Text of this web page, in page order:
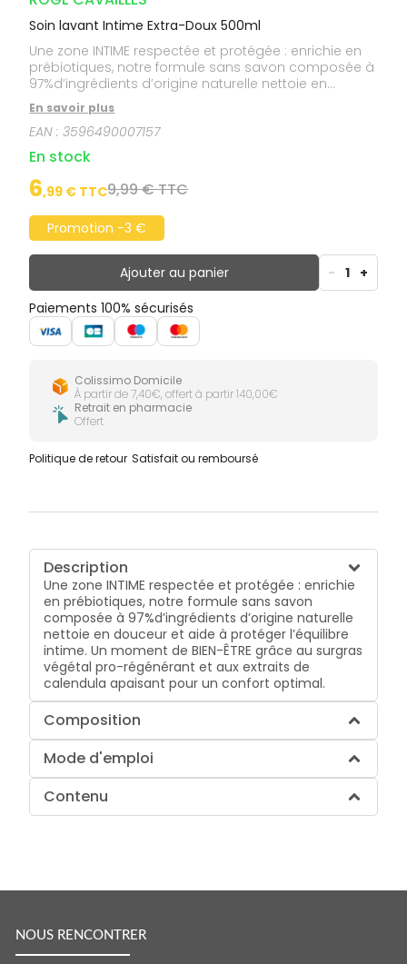
Soin lavant Intime Extra-Doux 500ml
Une zone INTIME respectée et protégée : enrichie en
prébiotiques, notre formule sans savon composée à
97%d’ingrédients d’origine naturelle nettoie en
douceur et aide à protéger l’équilibre intime. Un
moment de BIEN-ÊTRE grâce au surgras végétal pro-
régénérant et aux extraits de calendula apaisant
pour un confort optimal.
En savoir plus
EAN :3596490007157
En stock
6,99 € TTC9,99 € TTC
Promotion -3 €
Ajouter au panier - 1 +
Paiements 100% sécurisés
Colissimo Domicile
À partir de 7,40€, offert à partir 140,00€
Retrait en pharmacie
Offert
Politique de retour Satisfait ou remboursé
Description
Une zone INTIME respectée et protégée : enrichie
en prébiotiques, notre formule sans savon
composée à 97%d’ingrédients d’origine naturelle
nettoie en douceur et aide à protéger l’équilibre
intime. Un moment de BIEN-ÊTRE grâce au surgras
végétal pro-régénérant et aux extraits de
calendula apaisant pour un confort optimal.
Composition
Mode d'emploi
Contenu
NOUS RENCONTRER